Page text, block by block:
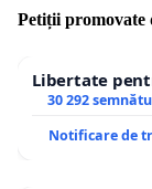
sau
SUME
- Alocaţia
-
Petiții
Libertate
30 292
Notificare de